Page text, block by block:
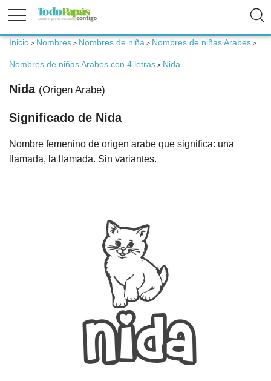
Fertilidad
Embarazo
Bebé
Niños
Inicio > Nombres > Nombres de niña > Nombres de niñas Arabes >
Nombres de niñas Arabes con 4 letras > Nida
Nida (Origen Arabe)
Significado de Nida
Nombre femenino de origen arabe que significa: una
llamada, la llamada. Sin variantes.